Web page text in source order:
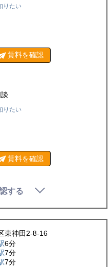
りたい
賃料を確認
りたい
賃料を確認
する
東神田2-8-16
6分
7分
7分